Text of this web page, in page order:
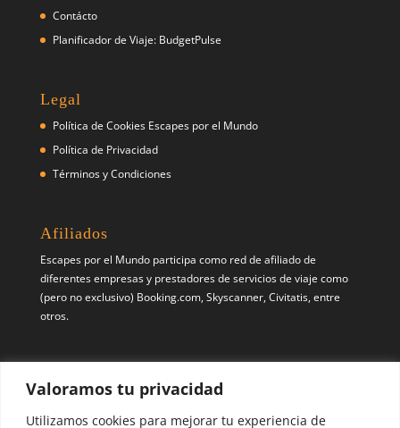
Valoramos tu privacidad
Utilizamos cookies para mejorar tu experiencia de
Contácto
Planificador de Viaje: BudgetPulse
Legal
Política de Cookies Escapes por el Mundo
Política de Privacidad
Términos y Condiciones
Afiliados
Escapes por el Mundo participa como red de afiliado de
diferentes empresas y prestadores de servicios de viaje como
(pero no exclusivo) Booking.com, Skyscanner, Civitatis, entre
otros.
PinterestX Instagram